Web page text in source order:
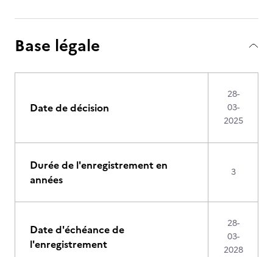
Base légale
Date de décision
28-
03-
2025
Durée de l'enregistrement en
années
3
Date d'échéance de
l'enregistrement
28-
03-
2028